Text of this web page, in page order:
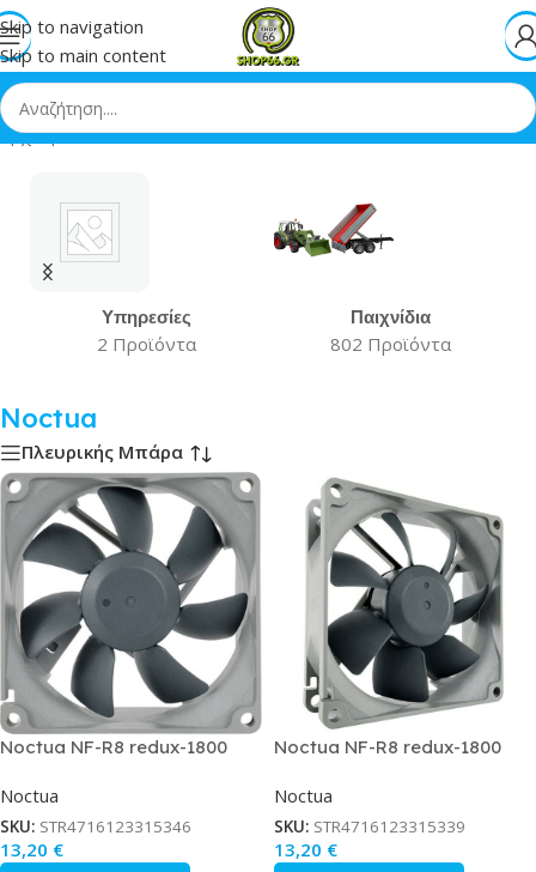
Skip to navigation
Skip to main content
Αρχική»Noctua
Υπηρεσίες
2 Προϊόντα
Παιχνίδια
802 Προϊόντα
Noctua
Πλευρικής Μπάρα
Noctua NF-R8 redux-1800
Γκρι
Noctua
SKU: STR4716123315346
13,20 €
Noctua NF-R8 redux-1800
PWM Γκρι
Noctua
SKU: STR4716123315339
13,20 €